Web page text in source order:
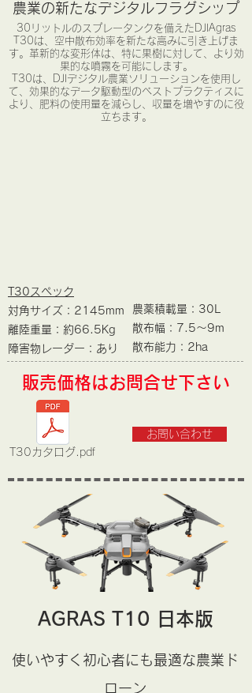
農業の新たなデジタルフラグシップ
30リットルのスプレータンクを備えたDJIAgras
T30は、空中散布効率を新たな高みに引き上げま
す。革新的な変形体は、特に果樹に対して、より効
果的な噴霧を可能にします。
T30は、DJIデジタル農業ソリューションを使用し
て、効果的なデータ駆動型のベストプラクティスに
より、肥料の使用量を減らし、収量を増やすのに役
立ちます。
T30スペック
対角サイズ：2145mm
離陸重量：約66.5Kg
​障害物レーダー：あり
農薬積載量：30L
散布幅：7.5～9m
​散布能力：2ha
​販売価格はお問合せ下さい
T30カタログ.pdf
お問い合わせ
​AGRAS T10 日本版
使いやすく初心者にも最適な農業ド
ローン